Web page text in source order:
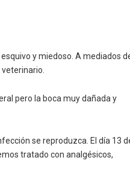
y miedoso. A mediados
pero la boca muy dañada y
se reproduzca. El día 13
tratado con analgésicos,